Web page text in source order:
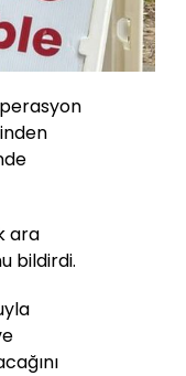
ara
bildirdi.